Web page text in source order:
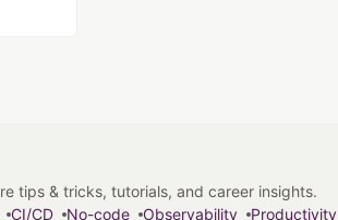
tips & tricks, tutorials, and career insights.
CI/CD No-code Observability Productivity